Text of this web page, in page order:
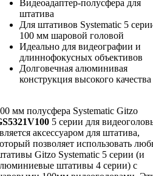
Видеоадаптер-полусфера для
штатива
Для штативов Systematic 5
100 мм шаровой головой
Идеально для видеографии и
длиннофокусных объективов
Долговечная алюминивая
конструкция высокого качества
мм полусфера Systematic Gitzo
5 серии для
аксессуаром для штатива,
позволяет использовать
Gitzo Systematic 5 серии (и
штативы 4 серии) с